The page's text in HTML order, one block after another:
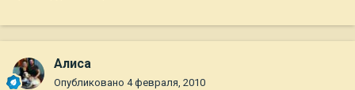
Алиса
Опубликовано 4 февраля, 2010